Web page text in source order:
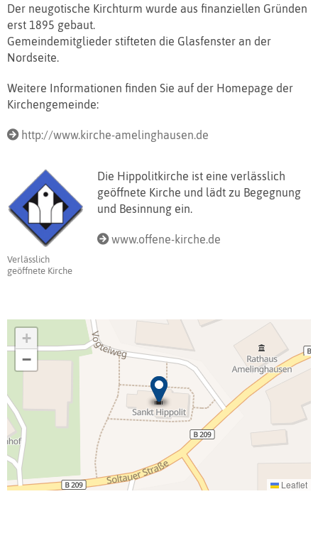
Der neugotische Kirchturm wurde aus finanziellen Gründen
erst 1895 gebaut.
Gemeindemitglieder stifteten die Glasfenster an der
Nordseite.
Weitere Informationen finden Sie auf der Homepage der
Kirchengemeinde:
http://www.kirche-amelinghausen.de
Verlässlich
geöffnete Kirche
Die Hippolitkirche ist eine verlässlich
geöffnete Kirche und lädt zu Begegnung
und Besinnung ein.
www.offene-kirche.de
+
−
Leaflet